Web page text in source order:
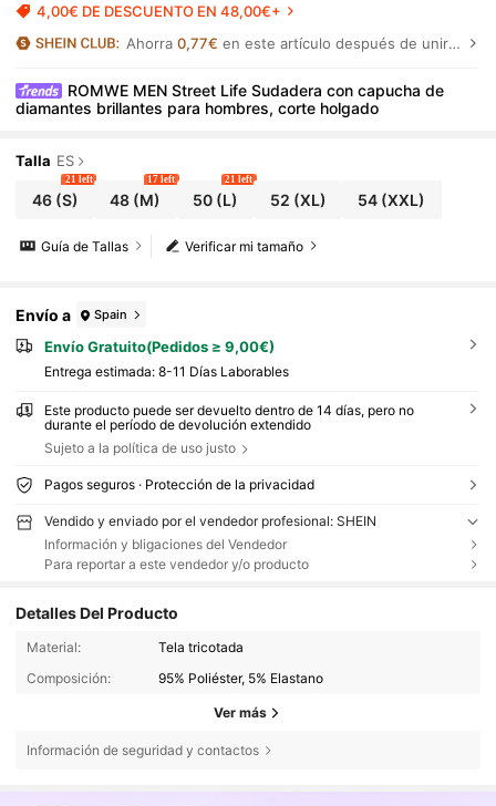
4,00€ DE DESCUENTO EN 48,00€+
Ahorra 0,77€ en este artículo después de unirte.
ROMWE MEN Street Life Sudadera con capucha de
diamantes brillantes para hombres, corte holgado
Talla ES
46(S)
21 left
48 (M)
17 left
50(L)
21 left
52 (XL) 54 (XXL)
Verificar mi tamaño
Guía de Tallas
Envío a Spain
Envío Gratuito(Pedidos ≥ 9,00€)
Entrega estimada: 8-11 Días Laborables
Este producto puede ser devuelto dentro de 14 días, pero no
durante el período de devolución extendido
Sujeto a la política de uso justo
Pagos seguros · Protección de la privacidad
Vendido y enviado por el vendedor profesional: SHEIN
Información y bligaciones del Vendedor
Para reportar a este vendedor y/o producto
Detalles Del Producto
Material:
Tela tricotada
Composición:
95% Poliéster, 5% Elastano
Ver más
Información de seguridad y contactos